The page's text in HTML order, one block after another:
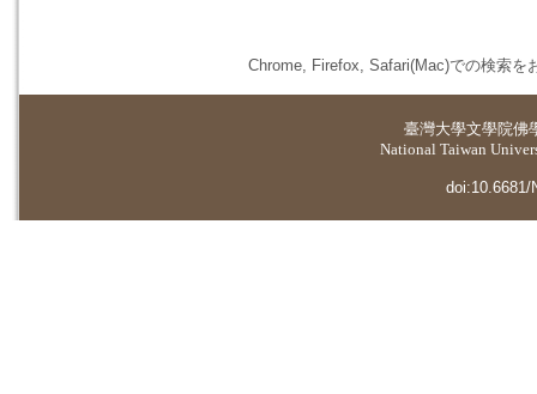
Chrome, Firefox, Safari(Mac)での検索を
臺灣大學文學院佛
National Taiwan
doi:10.6681/